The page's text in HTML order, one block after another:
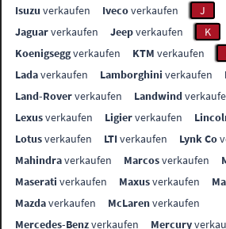
Isuzu verkaufen Ivecoverkaufen J
Jaguarverkaufen Jeepverkaufen K
Koenigseggverkaufen KTM verkaufen
Ladaverkaufen Lamborghini verkaufen
Land-Roververkaufen Landwind
Lexusverkaufen Ligierverkaufen
Lotusverkaufen LTIverkaufen Lynk Co
Mahindraverkaufen Marcosverkaufen
Maserati verkaufen Maxusverkaufen
Mazdaverkaufen McLarenverkaufen
Mercedes-Benzverkaufen Mercury